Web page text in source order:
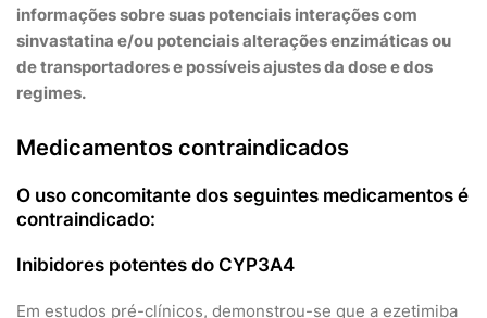
informações sobre suas potenciais interações com
sinvastatina e/ou potenciais alterações enzimáticas ou
de transportadores e possíveis ajustes da dose e dos
regimes.
Medicamentos contraindicados
O uso concomitante dos seguintes medicamentos é
contraindicado:
Inibidores potentes do CYP3A4
Em estudos pré-clínicos, demonstrou-se que a ezetimiba